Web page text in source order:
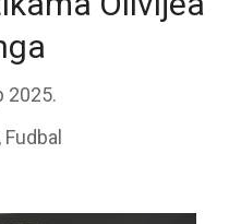
2025.
Fudbal